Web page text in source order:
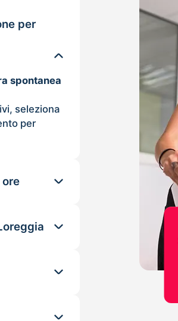
per
spontanea
seleziona
per